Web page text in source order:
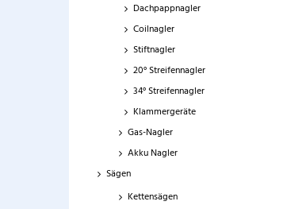
Dachpappnagler
Coilnagler
Stiftnagler
20° Streifennagler
34° Streifennagler
Klammergeräte
Gas-Nagler
Akku Nagler
Sägen
Kettensägen